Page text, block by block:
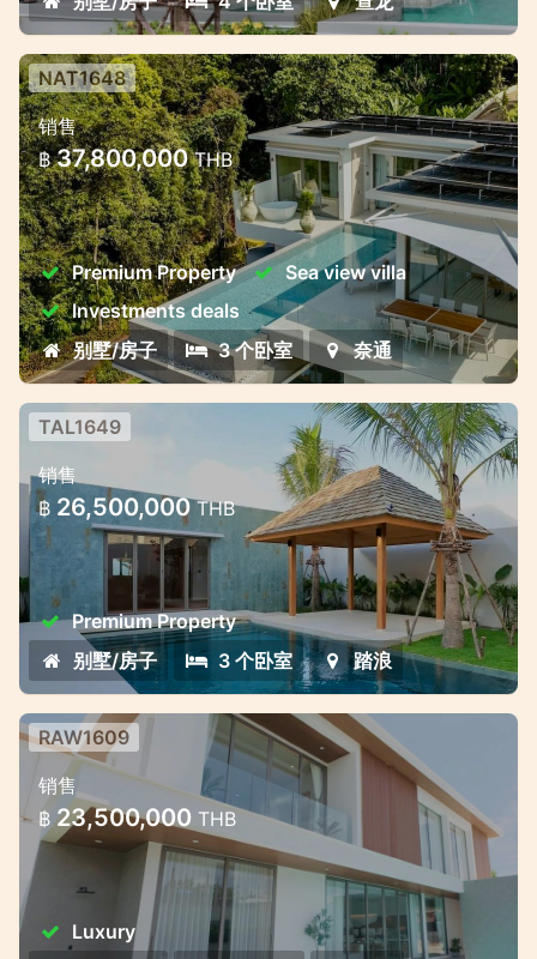
奢华私人泳池别墅 — 距离奈通海滩仅
600米，兼具私密性与投资潜力
奢华私人泳池别墅 — 距离奈通海滩仅600米，
兼具私密性与投资潜力
NAT1648
销售
฿ 37,800,000THB
Premium Property
Sea view villa
Investments deals
别墅/房子
3 个卧室 奈通
三卧室高端别墅 — 2025年6月交房 |
普吉岛 Thep Krasattri 区
三卧室高端别墅 — 2025年6月交房 | 普吉岛
Thep Krasattri 区
TAL1649
销售
฿ 26,500,000THB
Premium Property
别墅/房子
3 个卧室 踏浪
普吉岛拉威区私人别墅 —— 自然与现
代舒适的融合
Bliss Hideaway 是一個集舒適風格和魅力於一
體的豪華泳池別墅專案。建築群包括七棟優雅
的兩層別墅，設有 4 間臥室和 5 間浴室。別墅
設有游泳池、休閒區、露台和花園。出售的別
RAW1609
销售
฿ 23,500,000 THB
Luxury